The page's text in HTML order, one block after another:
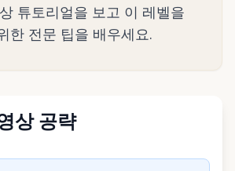
튜토리얼을 보고 이 레벨을
한 전문 팁을 배우세요.
상 공략
동영상 재생하려면 클릭